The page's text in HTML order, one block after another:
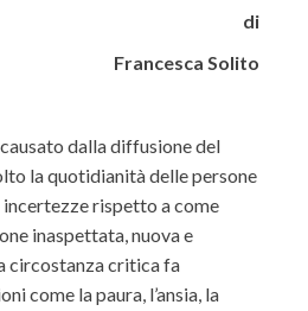
di
Francesca Solito
dalla diffusione del
la quotidianità delle persone
incertezze rispetto a come
inaspettata, nuovae
circostanza criticafa
come la paura, l’ansia, la